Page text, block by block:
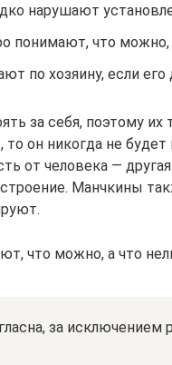
нарушают
понимают, что можно,
по хозяину, если его
за себя, поэтому
он никогда не
от человека —
Манчкины
что можно, а что
за